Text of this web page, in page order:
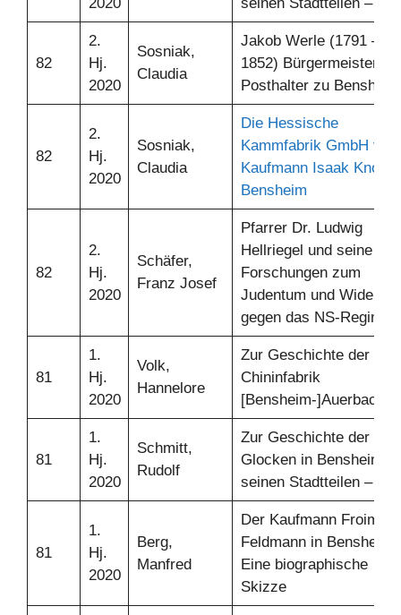
82
2.
Hj.
2020
Sosniak,
Claudia
Jakob Werle (1791 –
1852) Bürgermeister
Posthalter zu Bensheim
82
2.
Hj.
2020
Sosniak,
Claudia
Die Hessische
Kammfabrik GmbH von
Kaufmann Isaak
Bensheim
82
2.
Hj.
2020
Schäfer,
Franz Josef
Pfarrer Dr. Ludwig
Hellriegel und seine
Forschungen zum
Judentum und
gegen das NS-Regime
81
1.
Hj.
2020
Volk,
Hannelore
Zur Geschichte der
Chininfabrik
[Bensheim-]Auerbach
81
1.
Hj.
2020
Schmitt,
Rudolf
Zur Geschichte der
Glocken in Bensheim
seinen Stadtteilen –
81
1.
Hj.
2020
Berg,
Manfred
Der Kaufmann Froim
Feldmann in Bensheim
Eine biographische
Skizze